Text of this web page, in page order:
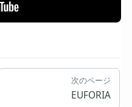
次のページ
EUFORIA